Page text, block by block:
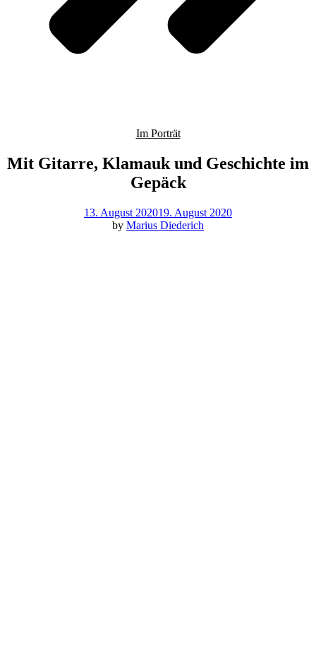
Im Porträt
Mit Gitarre, Klamauk und Geschichte im
Gepäck
13. August 202019. August 2020
by Marius Diederich